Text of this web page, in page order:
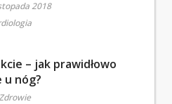
2018
– jak prawidłowo
u nóg?